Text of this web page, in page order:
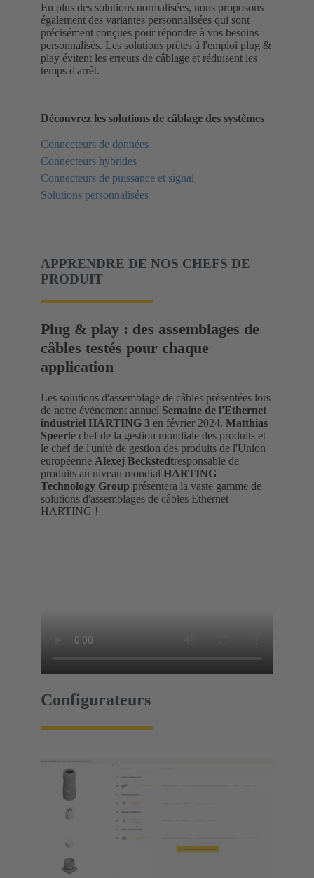
En plus des solutions normalisées, nous proposons
également des variantes personnalisées qui sont
précisément conçues pour répondre à vos besoins
personnalisés. Les solutions prêtes à l'emploi plug &
play évitent les erreurs de câblage et réduisent les
temps d'arrêt.
Découvrez les solutions de câblage des systèmes
Connecteurs de données
Connecteurs hybrides
Connecteurs de puissance et signal
Solutions personnalisées
APPRENDRE DE NOS CHEFS DE
PRODUIT
Plug & play : des assemblages de
câbles testés pour chaque
application
Les solutions d'assemblage de câbles présentées lors
de notre événement annuel Semaine de l'Ethernet
industriel HARTING 3 en février 2024. Matthias
Speerle chef de la gestion mondiale des produits et
le chef de l'unité de gestion des produits de l'Union
européenne Alexej Beckstedtresponsable de
produits au niveau mondial HARTING
Technology Group présentera la vaste gamme de
solutions d'assemblages de câbles Ethernet
HARTING !
Configurateurs